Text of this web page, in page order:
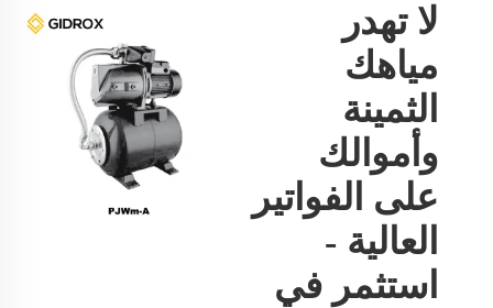
لا تهدر
مياهك
الثمينة
وأموالك
على الفواتير
العالية -
استثمر في